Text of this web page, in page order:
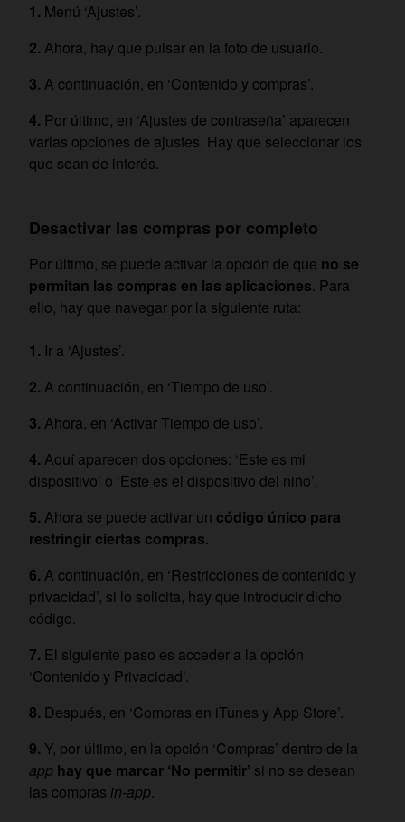
Menú ‘Ajustes’.
Ahora, hay que pulsar en la foto de usuario.
A continuación, en ‘Contenido y compras’.
Por último, en ‘Ajustes de contraseña’ aparecen
varias opciones de ajustes. Hay que seleccionar los
que sean de interés.
Desactivar las compras por completo
Por último, se puede activar la opción de que no se
permitan las compras en las aplicaciones. Para
ello, hay que navegar por la siguiente ruta:
Ir a ‘Ajustes’.
A continuación, en ‘Tiempo de uso’.
Ahora, en ‘Activar Tiempo de uso’.
Aquí aparecen dos opciones: ‘Este es mi
dispositivo’ o ‘Este es el dispositivo del niño’.
Ahora se puede activar un código único para
restringir ciertas compras.
A continuación, en ‘Restricciones de contenido y
privacidad’, si lo solicita, hay que introducir dicho
código.
El siguiente paso es acceder a la opción
‘Contenido y Privacidad’.
Después, en ‘Compras en iTunes y App Store’.
Y, por último, en la opción ‘Compras’ dentro de la
app hay que marcar ‘No permitir’ si no se desean
las compras in-app.